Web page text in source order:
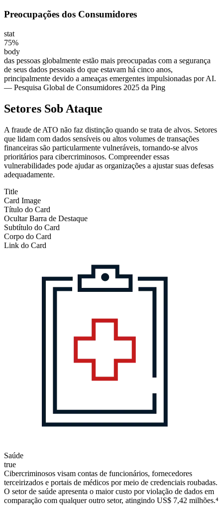
Preocupações dos Consumidores
stat
75%
body
das pessoas globalmente estão mais preocupadas com a segurança
de seus dados pessoais do que estavam há cinco anos,
principalmente devido a ameaças emergentes impulsionadas por AI.
— Pesquisa Global de Consumidores 2025 da Ping
Setores Sob Ataque
A fraude de ATO não faz distinção quando se trata de alvos. Setores
que lidam com dados sensíveis ou altos volumes de transações
financeiras são particularmente vulneráveis, tornando-se alvos
prioritários para cibercriminosos. Compreender essas
vulnerabilidades pode ajudar as organizações a ajustar suas defesas
adequadamente.
Title
Card Image
Título do Card
Ocultar Barra de Destaque
Subtítulo do Card
Corpo do Card
Link do Card
Saúde
true
Cibercriminosos visam contas de funcionários, fornecedores
terceirizados e portais de médicos por meio de credenciais roubadas.
O setor de saúde apresenta o maior custo por violação de dados em
comparação com qualquer outro setor, atingindo US$ 7,42 milhões.⁴